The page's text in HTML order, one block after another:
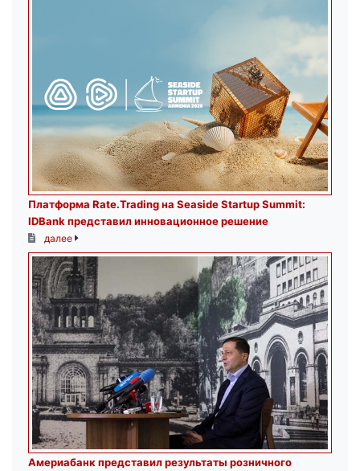
Платформа Rate.Trading на Seaside Startup Summit:
IDBank представил инновационное решение
далее
Америабанк представил результаты розничного